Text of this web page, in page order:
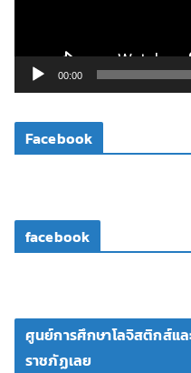
ดี
โ
00:00
Facebook
facebook
ศูนย์การศึกษาโลจิสติกส์แล
ราชภัฏเลย